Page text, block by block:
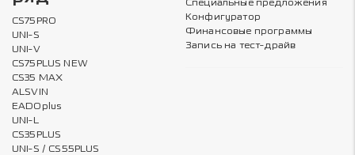
CS75PRO
UNI-S
UNI-V
CS75PLUS NEW
CS35 MAX
ALSVIN
EADOplus
UNI-L
CS35PLUS
UNI-S / CS55PLUS
Специальные предложения
Конфигуратор
Финансовые программы
Запись на тест-драйв